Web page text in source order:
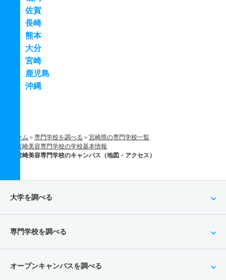
佐賀
長崎
熊本
大分
宮崎
鹿児島
沖縄
ホーム 専門学校を調べる
宮崎県の専門学校一覧
宮崎美容専門学校の学校基本情報
宮崎美容専門学校のキャンパス（地図・アクセス）
大学を調べる
専門学校を調べる
オープンキャンパスを調べる